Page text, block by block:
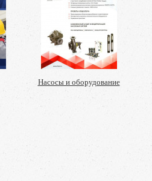
Насосы и оборудование